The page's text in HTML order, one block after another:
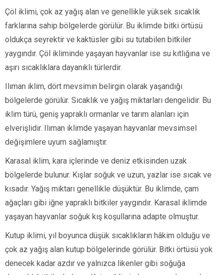
Çöl iklimi, çok az yağış alan ve genellikle yüksek sıcaklık
farklarına sahip bölgelerde görülür. Bu iklimde bitki örtüsü
oldukça seyrektir ve kaktüsler gibi su tutabilen bitkiler
yaygındır. Çöl ikliminde yaşayan hayvanlar ise su kıtlığına ve
aşırı sıcaklıklara dayanıklı türlerdir.
Ilıman iklim, dört mevsimin belirgin olarak yaşandığı
bölgelerde görülür. Sıcaklık ve yağış miktarları dengelidir. Bu
iklim türü, geniş yapraklı ormanlar ve tarım alanları için
elverişlidir. Ilıman iklimde yaşayan hayvanlar mevsimsel
değişimlere uyum sağlamıştır.
Karasal iklim, kara içlerinde ve deniz etkisinden uzak
bölgelerde bulunur. Kışlar soğuk ve uzun, yazlar ise sıcak ve
kısadır. Yağış miktarı genellikle düşüktür. Bu iklimde, çam
ağaçları gibi iğne yapraklı bitkiler yaygındır. Karasal iklimde
yaşayan hayvanlar soğuk kış koşullarına adapte olmuştur.
Kutup iklimi, yıl boyunca düşük sıcaklıkların hâkim olduğu ve
çok az yağış alan kutup bölgelerinde görülür. Bitki örtüsü yok
denecek kadar azdır ve yalnızca likenler gibi soğuğa